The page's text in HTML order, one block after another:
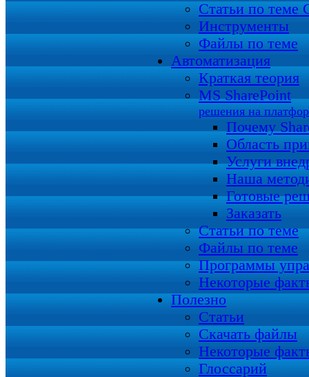
Статьи по
Инструменты
Файлы по теме
Автоматизация
Краткая теория
MS SharePoint
решения на
Почему
Область
Услуги
Наша
Готовые
Заказать
Статьи по теме
Файлы по теме
Программы
Некоторые
Полезно
Статьи
Скачать файлы
Некоторые
Глоссарий